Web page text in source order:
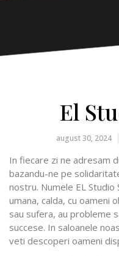
El
august 30, 2024
In fiecare zi ne adresam
bazandu-ne pe
nostru. Numele EL
umana, calda, cu oameni
sau sufera, au probleme
succese. In saloanele
veti descoperi oameni